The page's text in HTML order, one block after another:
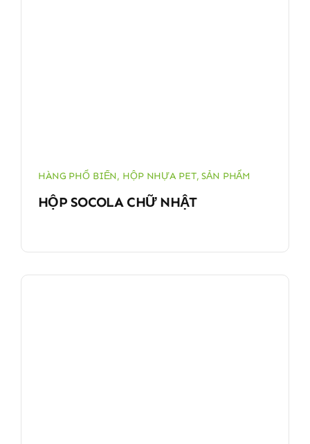
HÀNG PHỔ BIẾN, HỘP NHỰA PET,SẢN PHẨM
HỘP SOCOLA CHỮ NHẬT